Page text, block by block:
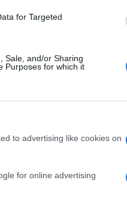
for Targeted
Sale, and/or Sharing
Purposes for which it
to advertising like cookies on
for online advertising